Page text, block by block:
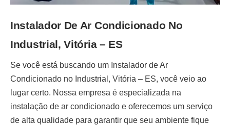
Instalador De Ar Condicionado No
Industrial, Vitória – ES
Se você está buscando um Instalador de Ar
Condicionado no Industrial, Vitória – ES, você veio ao
lugar certo. Nossa empresa é especializada na
instalação de ar condicionado e oferecemos um serviço
de alta qualidade para garantir que seu ambiente fique